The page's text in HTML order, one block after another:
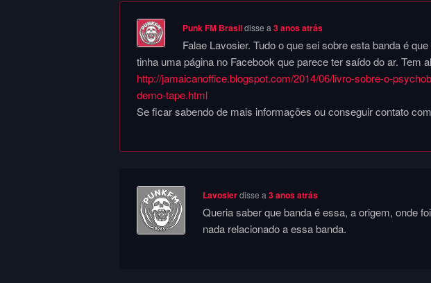
Punk FM Brasildisse a3 anos atrás
Falae Lavosier. Tudo o que sei sobre esta banda é
tinha uma página no Facebook que parece ter saído do ar. Tem
http://jamaicanoffice.blogspot.com/2014/06/livro-sobre-o-
demo-tape.html
Se ficar sabendo de mais informações ou conseguir contato
Lavosierdisse a3 anos atrás
Queria saber que banda é essa, a origem, onde
nada relacionado a essa banda.